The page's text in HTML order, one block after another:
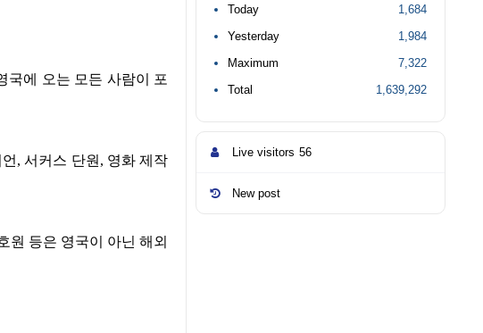
국에 오는 모든 사람이 포
,서커스 단원 , 영화 제작
원 등은 영국이 아닌 해외
Today
1,684
Yesterday
1,984
Maximum
7,322
Total
1,639,292
Live visitors 56
New post